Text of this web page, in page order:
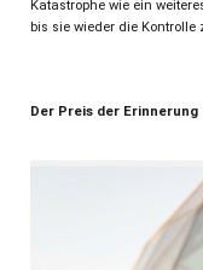
Katastrophe wie ein
bis sie wieder die Kontrolle
Der Preis der Erinnerung